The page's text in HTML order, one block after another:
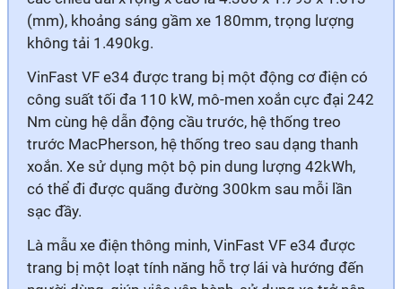
(mm), khoảng sáng gầm xe 180mm, trọng lượng
không tải 1.490kg.
VinFast VF e34 được trang bị một động cơ điện có
công suất tối đa 110 kW, mô-men xoắn cực đại 242
Nm cùng hệ dẫn động cầu trước, hệ thống treo
trước MacPherson, hệ thống treo sau dạng thanh
xoắn. Xe sử dụng một bộ pin dung lượng 42kWh,
có thể đi được quãng đường 300km sau mỗi lần
sạc đầy.
Là mẫu xe điện thông minh, VinFast VF e34 được
trang bị một loạt tính năng hỗ trợ lái và hướng đến